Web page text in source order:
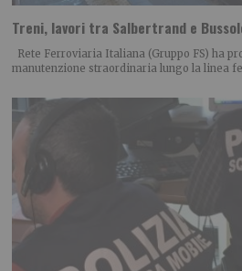
Treni, lavori tra Salbertrand e
Rete Ferroviaria Italiana (Gruppo FS) ha
manutenzione straordinaria lungo la linea